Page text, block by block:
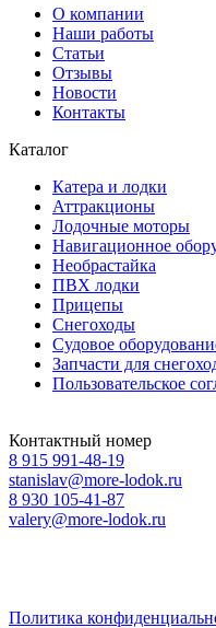
О компании
Наши работы
Статьи
Отзывы
Новости
Контакты
Каталог
Катера и лодки
Аттракционы
Лодочные моторы
Навигационное
Необрастайка
ПВХ лодки
Прицепы
Снегоходы
Судовое
Запчасти для
Пользовательское
Контактный номер
8 915 991-48-19
stanislav@more-lodok.ru
8 930 105-41-87
valery@more-lodok.ru
Политика